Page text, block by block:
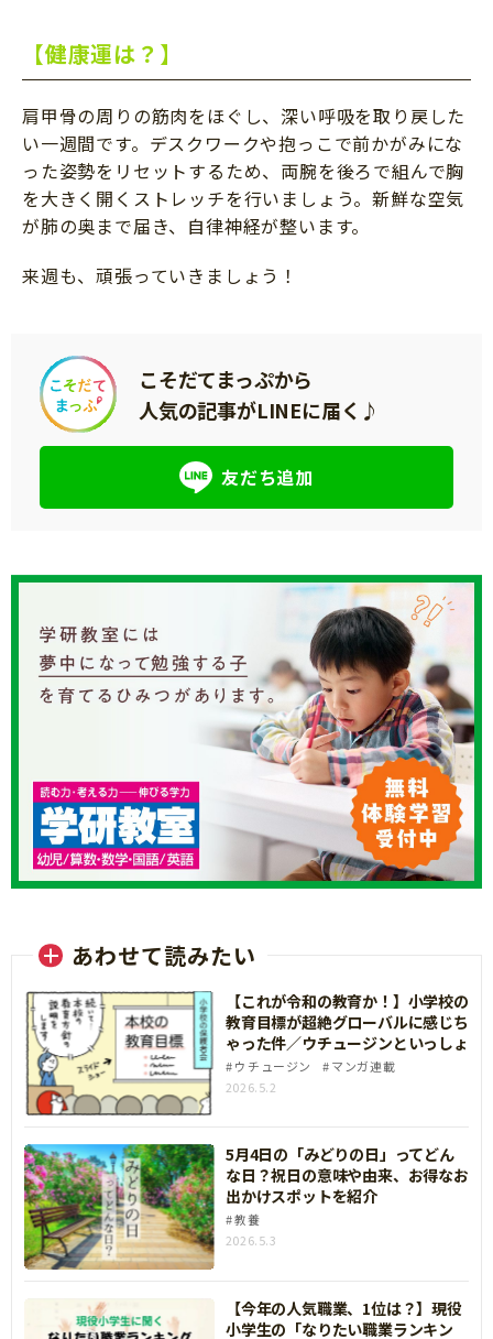
【健康運は？】
肩甲骨の周りの筋肉をほぐし、深い呼吸を取り戻した
い一週間です。デスクワークや抱っこで前かがみにな
った姿勢をリセットするため、両腕を後ろで組んで胸
を大きく開くストレッチを行いましょう。新鮮な空気
が肺の奥まで届き、自律神経が整います。
来週も、頑張っていきましょう！
こそだてまっぷから
人気の記事がLINEに届く♪
友だち追加
あわせて読みたい
【これが令和の教育か！】小学校の
教育目標が超絶グローバルに感じち
ゃった件／ウチュージンといっしょ
ウチュージン
マンガ連載
2026.5.2
5月4日の「みどりの日」ってどん
な日？祝日の意味や由来、お得なお
出かけスポットを紹介
教養
2026.5.3
【今年の人気職業、1位は？】現役
小学生の「なりたい職業ランキン